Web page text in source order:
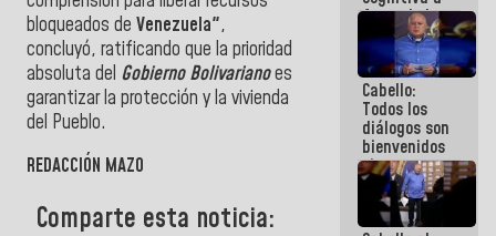
bloqueados de Venezuela",
concluyó, ratificando que la prioridad
absoluta del Gobierno Bolivarianoes
garantizar la protección y la vivienda
del Pueblo.
REDACCIÓN MAZO
Comparte esta noticia:
favor de la
narrativa
hegemónica?
(1)
Cabello:
Todos los
diálogos son
bienvenidos
siempre que
estén en el
marco de la
Constitución